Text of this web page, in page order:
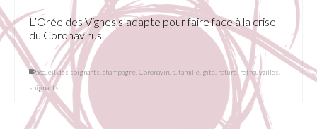
L’Orée des Vignes s’adapte pour faire face à la crise
du Coronavirus.
accueil des soignants champagne Coronavirus famille gîte nature retrouvailles
soignants